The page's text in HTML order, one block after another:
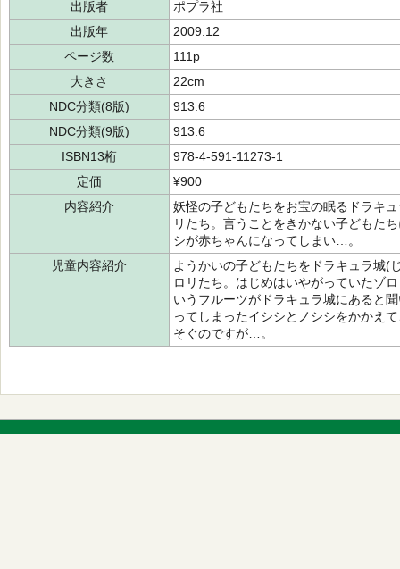
出版者
ポプラ社
出版年
2009.12
ページ数
111p
大きさ
22cm
NDC分類(8版)
913.6
NDC分類(9版)
913.6
ISBN13桁
978-4-591-11273-1
定価
¥900
内容紹介
妖怪の子どもたちをお宝の眠るドラキ
リたち。言うことをきかない子どもた
シが赤ちゃんになってしまい…。
児童内容紹介
ようかいの子どもたちをドラキュラ城(
ロリたち。はじめはいやがっていたゾ
いうフルーツがドラキュラ城にあると
ってしまったイシシとノシシをかかえ
そぐのですが…。